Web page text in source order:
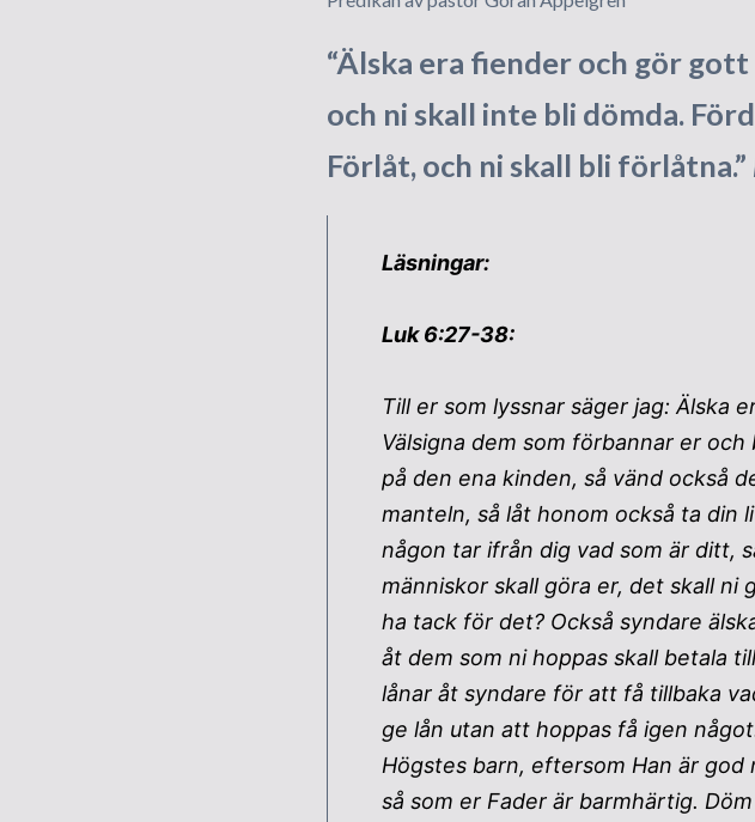
tempelbygget
Grundstenen läggs
Besök från utlandet
Invigningen
“Älska era fiender och gör
och ni skall inte bli dömda.
Förlåt, och ni skall bli förlåtna.”
Läsningar:
Luk 6:27-38:
Till er som lyssnar säger jag: Älska
Välsigna dem som förbannar er
på den ena kinden, så vänd också
manteln, så låt honom också ta din
någon tar ifrån dig vad som är ditt,
människor skall göra er, det skall ni
ha tack för det? Också syndare
åt dem som ni hoppas skall betala
lånar åt syndare för att få tillbaka
ge lån utan att hoppas få igen
Högstes barn, eftersom Han är
så som er Fader är barmhärtig.